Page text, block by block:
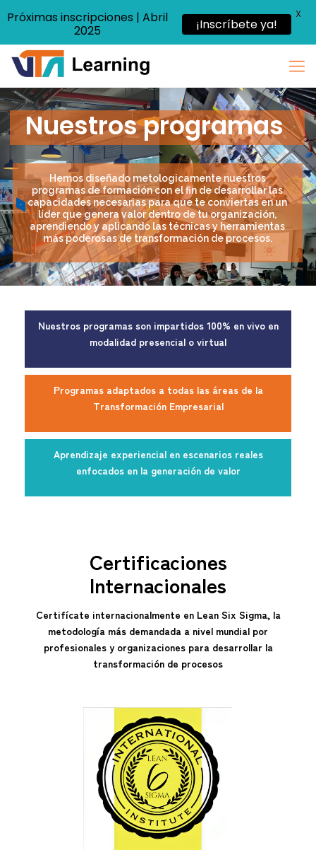
Nuestros programas
Hemos diseñado metologicamente nuestros
programas de formación con el fin de desarrollar las
capacidades necesarias para que te conviertas en un
líder que genera valor dentro de tu organización,
aprendiendo y aplicando las técnicas y herramientas
más poderosas de transformación de procesos.
Nuestros programas son impartidos 100% en vivo en
modalidad presencial o virtual
Programas adaptados a todas las áreas de la
Transformación Empresarial
Aprendizaje experiencial en escenarios reales
enfocados en la generación de valor
Certificaciones
Internacionales
Certifícate internacionalmente en Lean Six Sigma, la
metodología más demandada a nivel mundial por
profesionales y organizaciones para desarrollar la
transformación de procesos
Próximas inscripciones | Abril
2025
¡Inscríbete ya!
X